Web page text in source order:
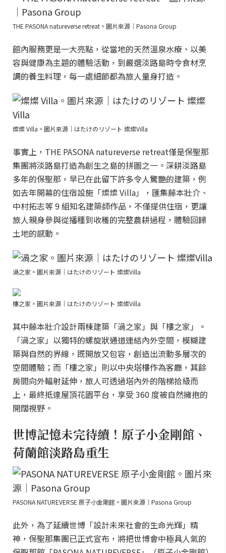
THE PASONA natureverse retreat。圖片來源｜Pasona Group
館內服務更是一大亮點，從當地的天然溫泉水療、以美
容與健康為主題的體驗活動，到嚴選淡路島時令食材烹
調的養生料理，每一處細節都為旅人量身打造。
燦燦 Villa。圖片來源｜はたけのリゾート 燦燦Villa
事實上，THE PASONA natureverse retreat僅是保聖那
集團將淡路島打造為創生之島的拼圖之一。深耕淡路島
多年的保聖那，早已在此留下許多令人驚艷的建築，例
如去年開幕的住宿設施「燦燦 Villa」，匯集藤本壯介、
中村拓志等 9 組知名建築師作品，不僅提供住宿，更讓
旅人親身參與從播種到收穫的完整農耕過程，體驗回歸
土地的感動。
渦之家。圖片來源｜はたけのリゾート 燦燦Villa
樓之家。圖片來源｜はたけのリゾート 燦燦Villa
其中藤本壯介設計兩棟建築「渦之家」與「樓之家」。
「渦之家」以獨特的螺旋狀通道連結內外空間，模糊建
築與自然的界線，既開放又包容，創造出流動多層次的
空間體驗；而「樓之家」則以中央塔樓作為客廳，其餘
房間向外輻射延伸，旅人可透過塔內外的階梯拾級而
上，最終抵達屋頂花園平台，享受 360 度被自然擁抱的
開闊視野。
世博記憶未完待續！原子小金剛館、
荷蘭館淡路島重生
PASONA NATUREVERSE 原子小金剛館。圖片來源｜Pasona Group
此外，為了延續世博「設計未來社會的生命光輝」精
神，保聖那集團已正式宣布，將把世博會中極具人氣的